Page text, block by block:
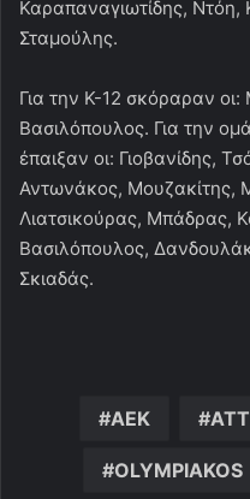
Καραπαναγιωτίδης, Ντόη,
Σταμούλης.
Για την Κ-12 σκόραραν
Βασιλόπουλος. Για την
έπαιξαν οι: Γιοβανίδης,
Αντωνάκος, Μουζακίτης,
Λιατσικούρας, Μπάδρας,
Βασιλόπουλος,
Σκιαδάς.
AEK
OLYMPIAKOS